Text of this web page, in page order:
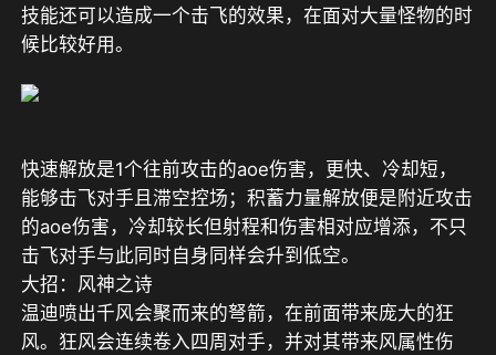
技能还可以造成一个击飞的效果，在面对大量怪物的时
候比较好用。
快速解放是1个往前攻击的aoe伤害，更快、冷却短，
能够击飞对手且滞空控场；积蓄力量解放便是附近攻击
的aoe伤害，冷却较长但射程和伤害相对应增添，不只
击飞对手与此同时自身同样会升到低空。
大招：风神之诗
温迪喷出千风会聚而来的弩箭，在前面带来庞大的狂
风。狂风会连续卷入四周对手，并对其带来风属性伤